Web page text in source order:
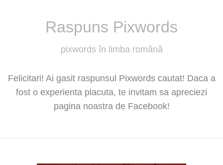
Raspuns Pixwords
pixwords în limba română
Felicitari! Ai gasit raspunsul Pixwords cautat! Daca a
fost o experienta placuta, te invitam sa apreciezi
pagina noastra de Facebook!